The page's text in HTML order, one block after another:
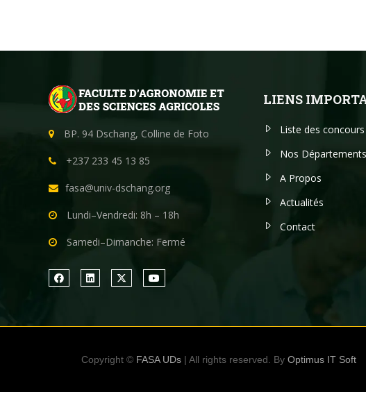
BP. 94 Dschang, Colline de Foto
+237 233 45 13 85
fasa@univ-dschang.org
Lundi–Vendredi: 8h – 18h
Samedi–Dimanche: Fermé
LIENS
Liste des concours
Nos Départements
A Propos
Actualités
Contact
Copyright © FASA UDs | All rights reserved. By Optimus IT Soft